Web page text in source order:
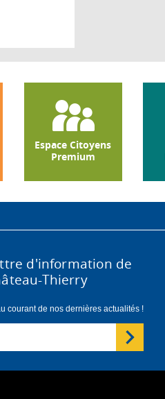
Espace Citoyens
Premium
d'information de
Thierry
courant de nos dernières actualités !